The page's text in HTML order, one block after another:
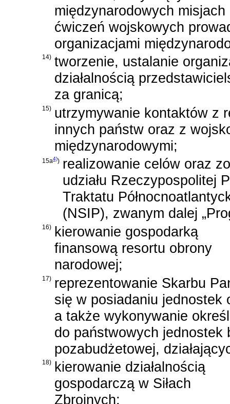
międzynarodowych
ćwiczeń wojskowych
organizacjami
14) tworzenie, ustalanie
działalnością
za granicą;
15) utrzymywanie kontaktów z
innych państw oraz z
międzynarodowymi;
15a4)) realizowanie celów oraz
udziału Rzeczypospolitej
Traktatu
(NSIP), zwanym dalej
16) kierowanie gospodarką
finansową resortu obrony
narodowej;
17) reprezentowanie Skarbu
się w posiadaniu jednostek
a także wykonywanie
do państwowych jednostek
pozabudżetowej,
18) kierowanie działalnością
gospodarczą w Siłach
Zbrojnych;